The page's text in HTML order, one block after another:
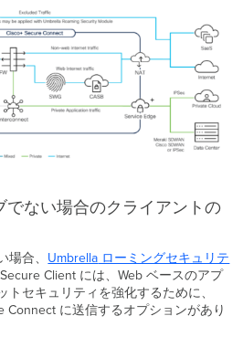
でない場合のクライアントの
場合、 Umbrella ローミングセキュリテ
Client には、Web ベースのアプ
トセキュリティを強化するために、
Connect に送信するオプションがあり